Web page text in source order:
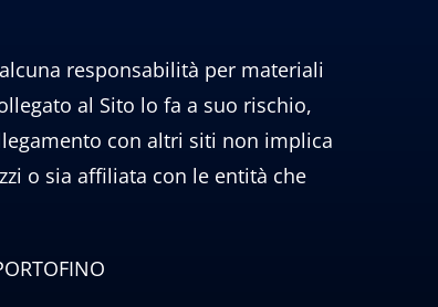
alcuna responsabilità per materiali
al Sito lo fa a suo rischio,
con altri siti non implica
o sia affiliata con le entità che